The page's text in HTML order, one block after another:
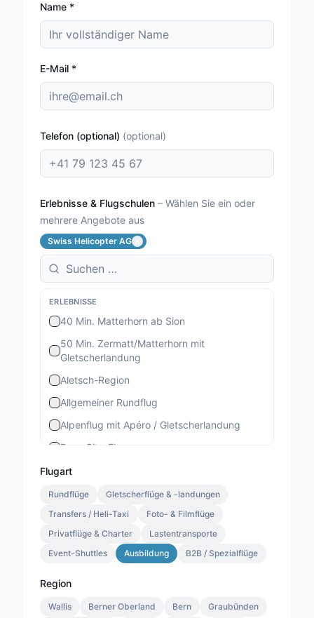
Name *
E-Mail *
Telefon (optional) (optional)
Erlebnisse & Flugschulen – Wählen Sie ein oder
mehrere Angebote aus
Swiss Helicopter AG
ERLEBNISSE
40 Min. Matterhorn ab Sion
50 Min. Zermatt/Matterhorn mit
Gletscherlandung
Aletsch-Region
Allgemeiner Rundflug
Alpenflug mit Apéro / Gletscherlandung
Bern-City-Flug
Berner Stadtrundflug
Berner-Altstadt-Flug
Bernina-Gletscherflug
Bietschhorn-Region
Eiger-Mönch-Jungfrau
Gourmet Special
Gourmet Standard
Flugart
Rundflüge
Gletscherflüge & -landungen
Transfers / Heli-Taxi
Foto- & Filmflüge
Privatflüge & Charter
Lastentransporte
Event-Shuttles
Ausbildung B2B / Spezialflüge
Region
Wallis Berner Oberland Bern
Graubünden